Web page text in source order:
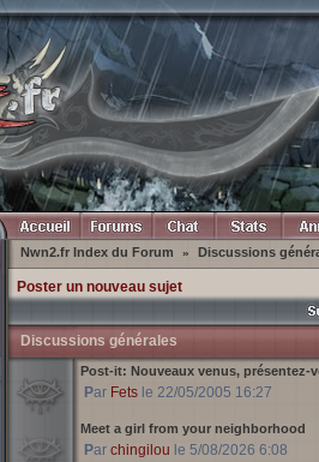
Nwn2.fr Index du Forum » Discussions
Poster un nouveau sujet
Discussions générales
Post-it: Nouveaux venus, présentez-
Par Fetsle 22/05/2005 16:27
Meet a girl from your neighborhood
Par chingilou le 5/08/2026 6:08